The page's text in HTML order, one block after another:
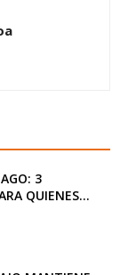
3
QUIENES...